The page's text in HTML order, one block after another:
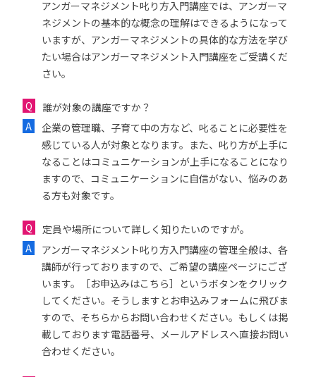
アンガーマネジメント叱り方入門講座では、アンガーマ
ネジメントの基本的な概念の理解はできるようになって
いますが、アンガーマネジメントの具体的な方法を学び
たい場合はアンガーマネジメント入門講座をご受講くだ
さい。
誰が対象の講座ですか？
企業の管理職、子育て中の方など、叱ることに必要性を
感じている人が対象となります。また、叱り方が上手に
なることはコミュニケーションが上手になることになり
ますので、コミュニケーションに自信がない、悩みのあ
る方も対象です。
定員や場所について詳しく知りたいのですが。
アンガーマネジメント叱り方入門講座の管理全般は、各
講師が行っておりますので、ご希望の講座ページにござ
います。［お申込みはこちら］というボタンをクリック
してください。そうしますとお申込みフォームに飛びま
すので、そちらからお問い合わせください。もしくは掲
載しております電話番号、メールアドレスへ直接お問い
合わせください。